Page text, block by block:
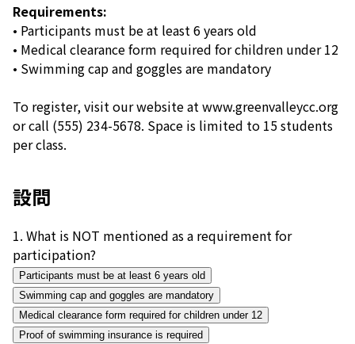
Requirements:
• Participants must be at least 6 years old
• Medical clearance form required for children under 12
• Swimming cap and goggles are mandatory
To register, visit our website at www.greenvalleycc.org
or call (555) 234-5678. Space is limited to 15 students
per class.
設問
1. What is NOT mentioned as a requirement for
participation?
Participants must be at least 6 years old
Swimming cap and goggles are mandatory
Medical clearance form required for children under 12
Proof of swimming insurance is required